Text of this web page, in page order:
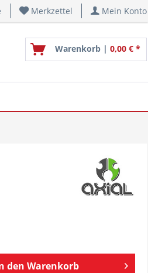
Merkzettel Mein Konto
Warenkorb | 0,00 € *
den Warenkorb